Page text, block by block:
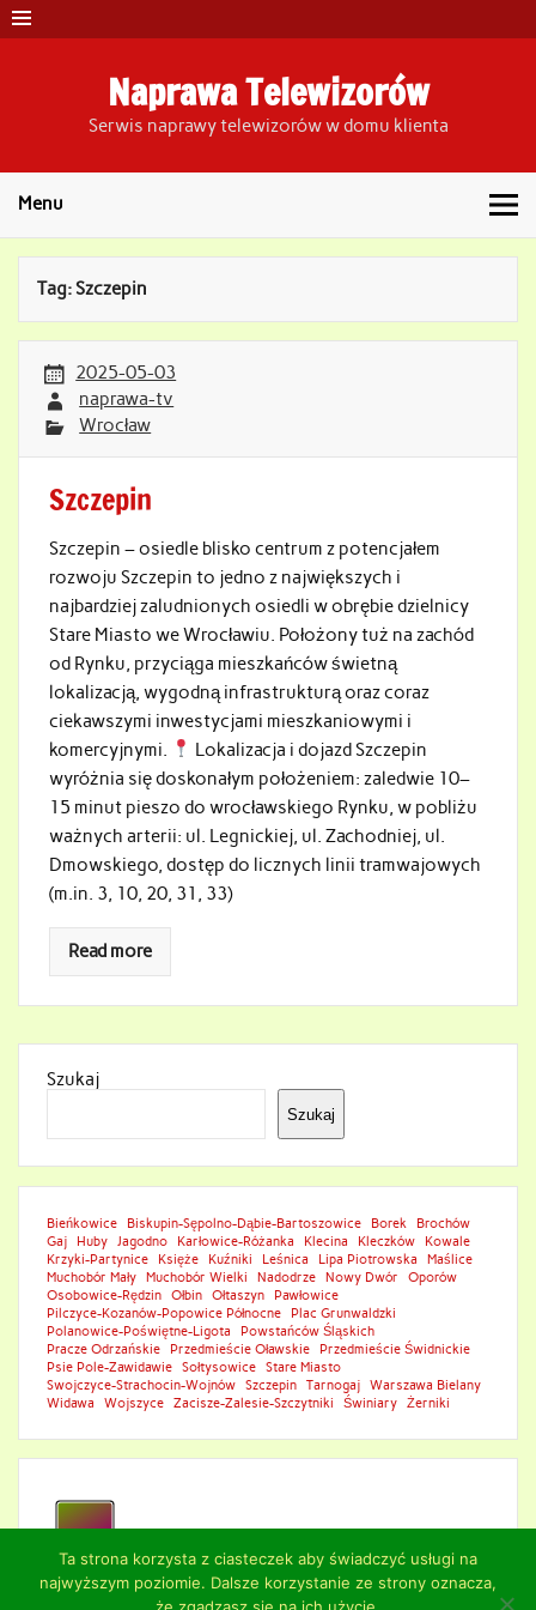
Skip
to
content
Naprawa Telewizorów
Serwis naprawy telewizorów w domu klienta
Menu
Tag:Szczepin
2025-05-03
naprawa-tv
Wrocław
Szczepin
Szczepin – osiedle blisko centrum z potencjałem
rozwoju Szczepin to jedno z największych i
najbardziej zaludnionych osiedli w obrębie dzielnicy
Stare Miasto we Wrocławiu. Położony tuż na zachód
od Rynku, przyciąga mieszkańców świetną
lokalizacją, wygodną infrastrukturą oraz coraz
ciekawszymi inwestycjami mieszkaniowymi i
komercyjnymi.
Lokalizacja i dojazd Szczepin
wyróżnia się doskonałym położeniem: zaledwie 10–
15 minut pieszo do wrocławskiego Rynku, w pobliżu
ważnych arterii: ul. Legnickiej, ul. Zachodniej, ul.
Dmowskiego, dostęp do licznych linii tramwajowych
(m.in. 3, 10, 20, 31, 33)
Read more
Szukaj
Szukaj
Bieńkowice Biskupin-Sępolno-Dąbie-Bartoszowice Borek
Brochów
Gaj
Huby Jagodno Karłowice-Różanka Klecina Kleczków
Kowale
Krzyki-Partynice
Księże Kuźniki Leśnica Lipa Piotrowska
Maślice
Muchobór Mały
Muchobór Wielki Nadodrze Nowy Dwór
Oporów
Osobowice-Rędzin
Ołbin Ołtaszyn
Pawłowice
Pilczyce-Kozanów-Popowice Północne
Plac Grunwaldzki
Polanowice-Poświętne-Ligota
Powstańców Śląskich
Pracze Odrzańskie
Przedmieście Oławskie
Przedmieście Świdnickie
Psie Pole-Zawidawie
Sołtysowice
Stare Miasto
Swojczyce-Strachocin-Wojnów
Szczepin Tarnogaj
Warszawa Bielany
Widawa
Wojszyce Zacisze-Zalesie-Szczytniki Świniary Żerniki
Ta strona korzysta z ciasteczek aby świadczyć usługi na
najwyższym poziomie. Dalsze korzystanie ze strony oznacza,